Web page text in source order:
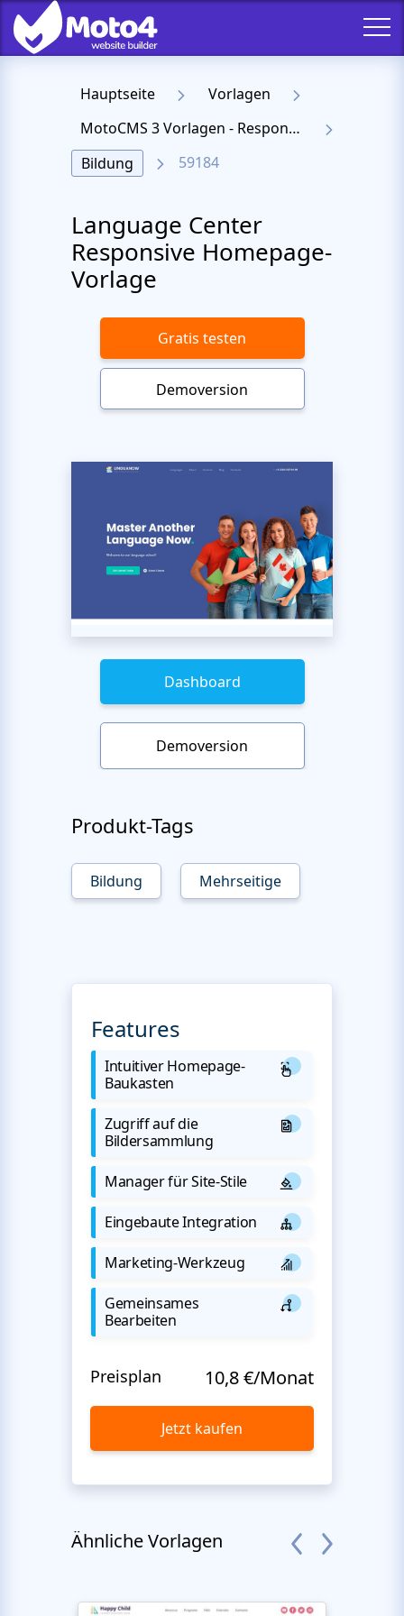
Hauptseite
Vorlagen
MotoCMS 3 Vorlagen - Responsive Templates für Website
Bildung
59184
Language Center
Responsive Homepage-
Vorlage
Gratis testen
Demoversion
Dashboard
Demoversion
Produkt-Tags
Bildung Mehrseitige
Features
Intuitiver Homepage-
Baukasten
Zugriff auf die
Bildersammlung
Manager für Site-Stile
Eingebaute Integration
Marketing-Werkzeug
Gemeinsames
Bearbeiten
Preisplan 10,8 €/Monat
Jetzt kaufen
Ähnliche Vorlagen